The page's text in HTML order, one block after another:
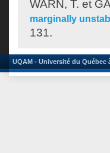
WARN, T. et
marginally
131.
UQAM - Université du Québec